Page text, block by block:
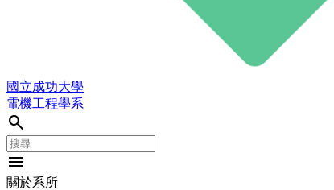
國立成功大學
電機工程學系
search
menu
關於系所